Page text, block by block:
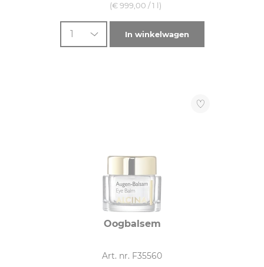
(€ 999,00 / 1 l)
1 In winkelwagen
Oogbalsem
Art. nr. F35560